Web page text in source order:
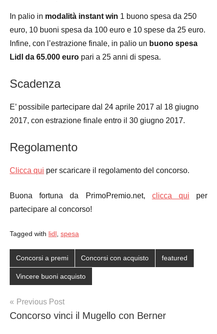
In palio in modalità instant win 1 buono spesa da 250
euro, 10 buoni spesa da 100 euro e 10 spese da 25 euro.
Infine, con l’estrazione finale, in palio un buono spesa
Lidl da 65.000 euro pari a 25 anni di spesa.
Scadenza
E’ possibile partecipare dal 24 aprile 2017 al 18 giugno
2017, con estrazione finale entro il 30 giugno 2017.
Regolamento
Clicca qui per scaricare il regolamento del concorso.
Buona fortuna da PrimoPremio.net, clicca qui per
partecipare al concorso!
Tagged with lidl spesa
Concorsi a premi Concorsi con acquisto featured
Vincere buoni acquisto
Post
navigation
Previous Post
Concorso vinci il Mugello con Berner